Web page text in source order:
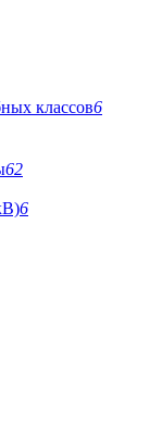
классов6
62
6